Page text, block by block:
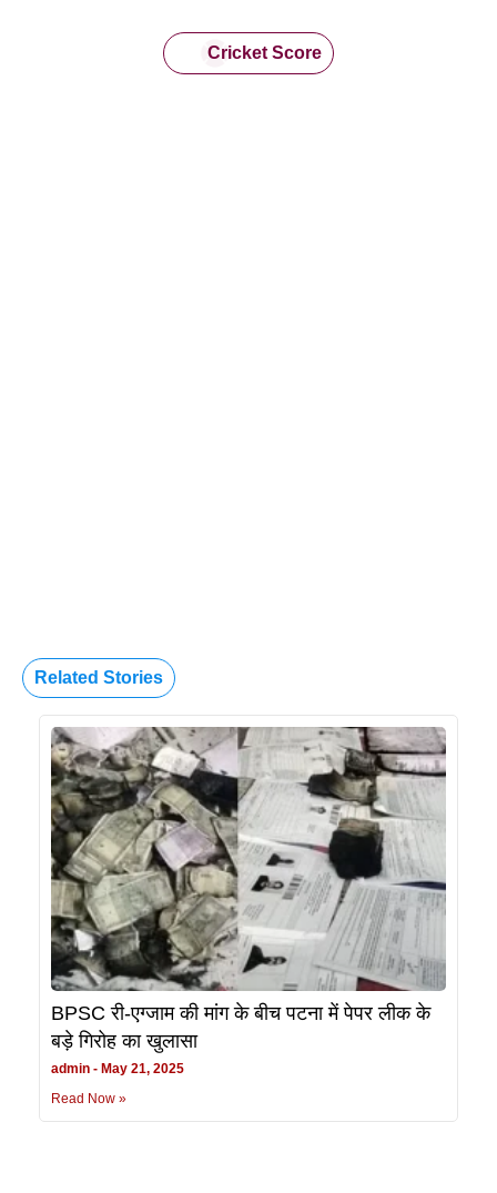
Cricket Score
Related Stories
BPSC री-एग्जाम की मांग के बीच पटना में पेपर लीक के
बड़े गिरोह का खुलासा
admin
May 21, 2025
Read Now »